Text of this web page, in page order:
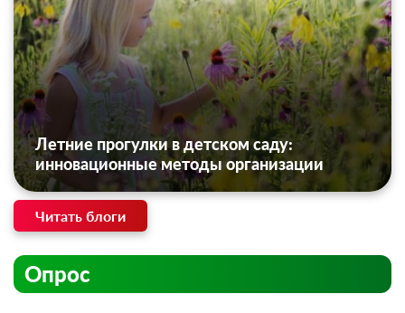
Летние прогулки в детском саду:
инновационные методы организации
Читать блоги
Опрос